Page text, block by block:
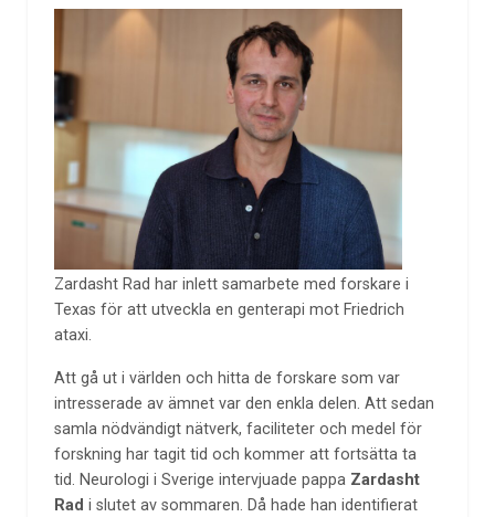
Zardasht Rad har inlett samarbete med forskare i
Texas för att utveckla en genterapi mot Friedrich
ataxi.
Att gå ut i världen och hitta de forskare som var
intresserade av ämnet var den enkla delen. Att sedan
samla nödvändigt nätverk, faciliteter och medel för
forskning har tagit tid och kommer att fortsätta ta
tid. Neurologi i Sverige intervjuade pappa Zardasht
Rad i slutet av sommaren. Då hade han identifierat